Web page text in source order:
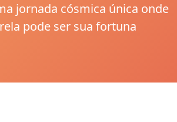
jornada cósmica única onde
pode ser sua fortuna